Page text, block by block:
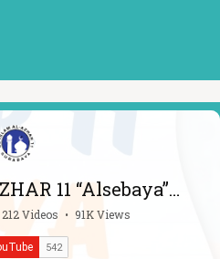
11 “Alsebaya”
212 Videos • 91K Views